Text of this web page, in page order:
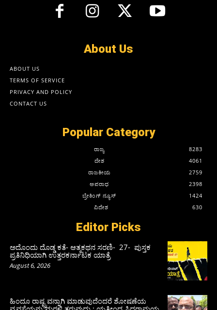
About Us
ABOUT US
TERMS OF SERVICE
PRIVACY AND POLICY
CONTACT US
Popular Category
ರಾಜ್ಯ
8283
ದೇಶ
4061
ರಾಜಕೀಯ
2759
ಅಪರಾಧ
2398
ಬ್ರೇಕಿಂಗ್ ನ್ಯೂಸ್
1424
ವಿದೇಶ
630
Editor Picks
ಅದೊಂದು ದೊಡ್ಡ ಕತೆ- ಆತ್ಮಕಥನ ಸರಣಿ- 27- ಪುಸ್ತಕ
ಪ್ರತಿನಿಧಿಯಾಗಿ ಉತ್ತರಕರ್ನಾಟಕ ಯಾತ್ರೆ
August 6, 2026
ಹಿಂದೂ ರಾಷ್ಟ್ರವನ್ನಾಗಿ ಮಾಡುವುದೆಂದರೆ ಶೋಷಣೆಯ